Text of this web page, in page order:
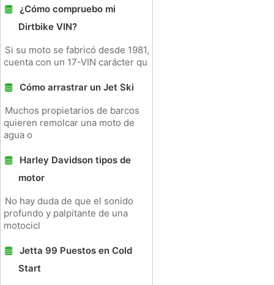
¿Cómo compruebo mi
Dirtbike VIN?
Si su moto se fabricó desde 1981,
cuenta con un 17-VIN carácter qu
Cómo arrastrar un Jet Ski
Muchos propietarios de barcos
quieren remolcar una moto de
agua o
Harley Davidson tipos de
motor
No hay duda de que el sonido
profundo y palpitante de una
motocicl
Jetta 99 Puestos en Cold
Start